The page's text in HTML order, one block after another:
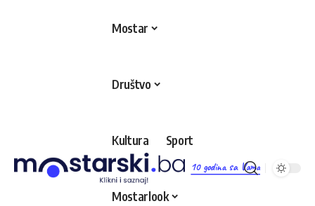
10 godina sa Vama
Mostar
Društvo
Kultura Sport
Mostarlook